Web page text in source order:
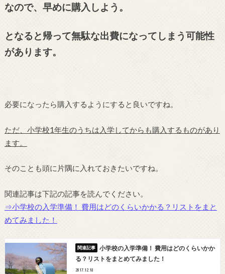
なので、早めに購入しよう。
となると帰って無駄な出費になってしまう可能性
があります。
必要になったら購入するようにすると良いですね。
ただ、小学校1年生のうちは入学してからも購入するものがあり
ます。
そのことも頭に片隅に入れておきたいですね。
関連記事は下記の記事を読んでください。
⇒小学校の入学準備！ 費用はどのくらいかかる？リストをまと
めてみました！
小学校の入学準備！ 費用はどのくらいかか
る？リストをまとめてみました！
2017.12.18